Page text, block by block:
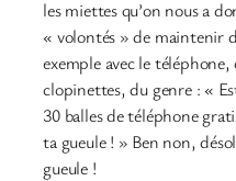
les miettes qu’on nous a
« volontés » de maintenir
exemple avec le
clopinettes, du genre : «
30 balles de téléphone
ta gueule ! » Ben non,
gueule !